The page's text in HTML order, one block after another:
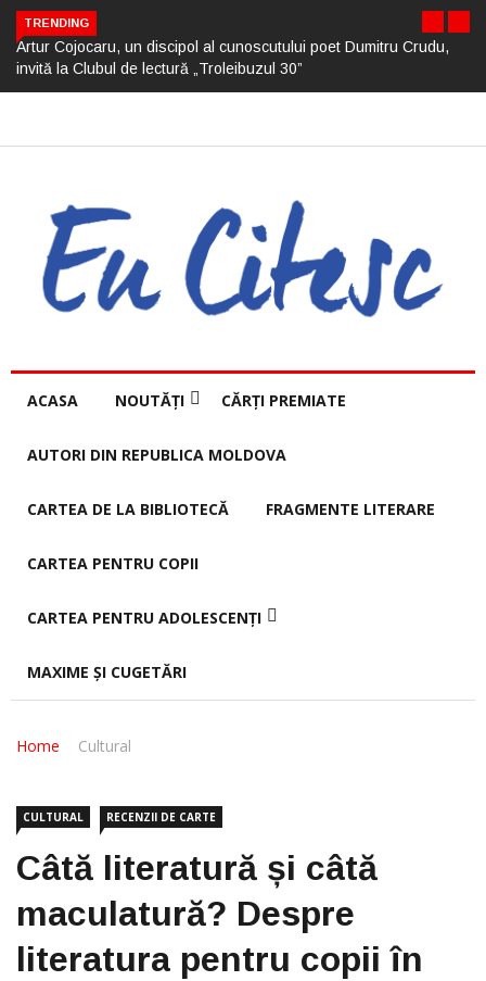
TRENDING
Artur Cojocaru, un discipol al cunoscutului poet Dumitru Crudu,
invită la Clubul de lectură „Troleibuzul 30”
ACASA NOUTĂȚI CĂRȚI PREMIATE
AUTORI DIN REPUBLICA MOLDOVA
CARTEA DE LA BIBLIOTECĂ FRAGMENTE LITERARE
CARTEA PENTRU COPII
CARTEA PENTRU ADOLESCENȚI
MAXIME ȘI CUGETĂRI
Home Cultural
CULTURAL RECENZII DE CARTE
Câtă literatură și câtă
maculatură? Despre
literatura pentru copii în